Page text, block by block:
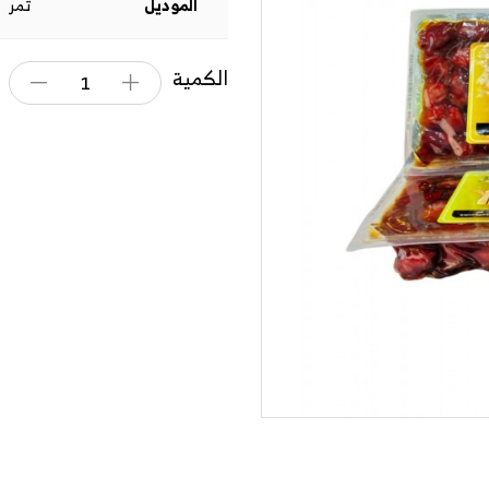
الكمية